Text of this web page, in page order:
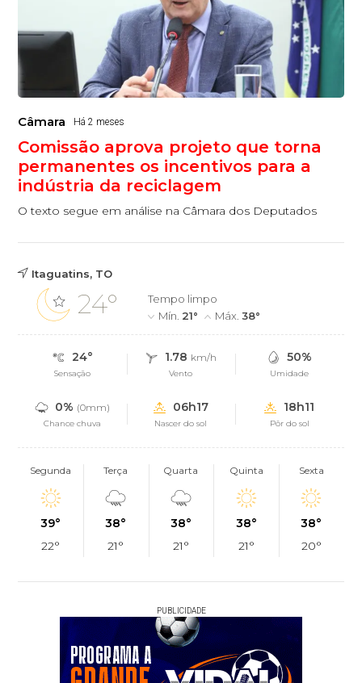
Câmara Há 2 meses
­Comissão aprova projeto que torna
permanentes os incentivos para a
indústria da reciclagem
O texto segue em análise na Câmara dos Deputados
Itaguatins, TO
24°
Tempo limpo
Mín. 21° Máx.38°
24°
Sensação
1.78 km/h
Vento
50%
Umidade
0% (0mm)
Chance chuva
06h17
Nascer do sol
18h11
Pôr do sol
Segunda
39°
22°
Terça
38°
21°
Quarta
38°
21°
Quinta
38°
21°
Sexta
38°
20°
PUBLICIDADE